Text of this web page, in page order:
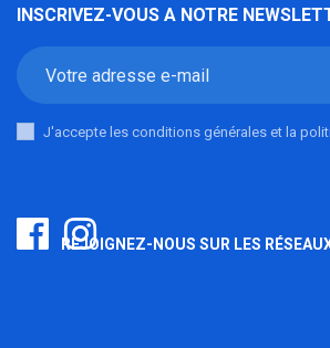
INSCRIVEZ-VOUS A NOTRE
J'accepte les conditions générales et la
REJOIGNEZ-NOUS SUR LES